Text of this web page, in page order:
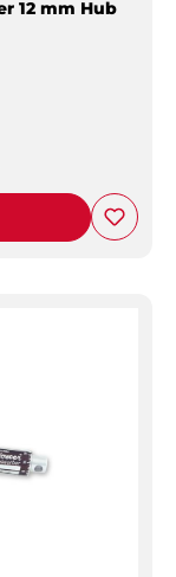
DESCHNER Cushioneer Stossdämpfer 12 mm Hub